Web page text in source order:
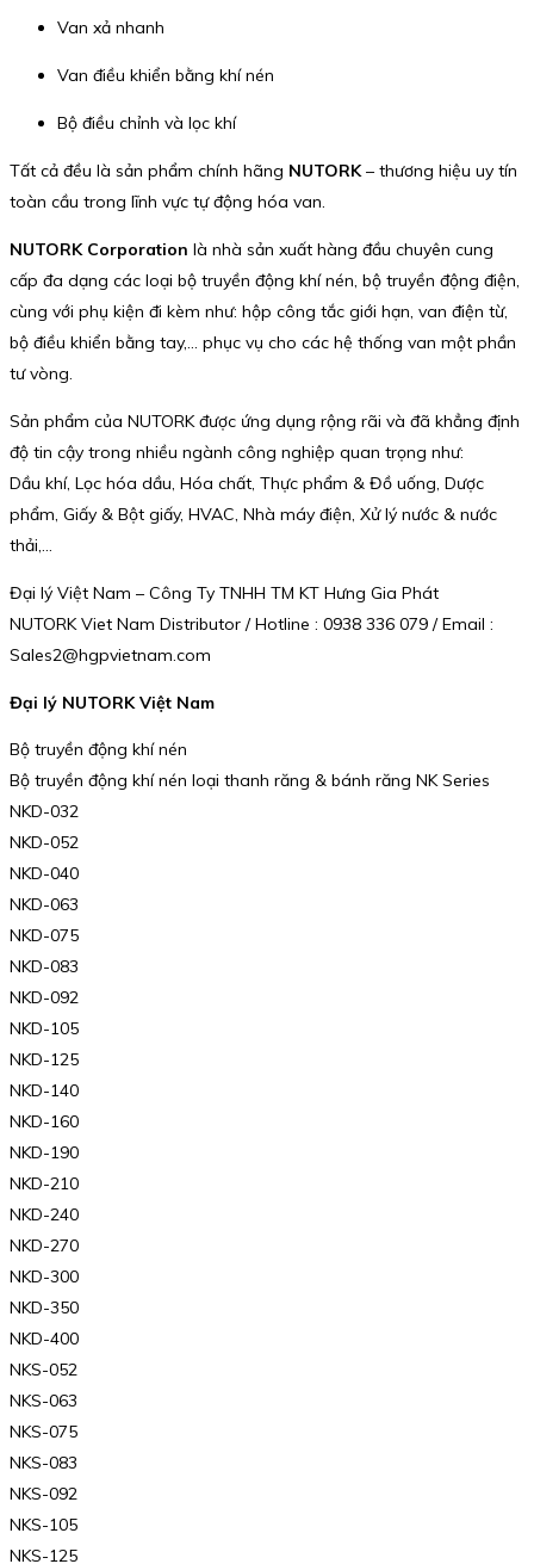
Van xả nhanh
Van điều khiển bằng khí nén
Bộ điều chỉnh và lọc khí
Tất cả đều là sản phẩm chính hãng NUTORK– thương hiệu uy tín
toàn cầu trong lĩnh vực tự động hóa van.
NUTORK Corporation là nhà sản xuất hàng đầu chuyên cung
cấp đa dạng các loại bộ truyền động khí nén, bộ truyền động điện,
cùng với phụ kiện đi kèm như: hộp công tắc giới hạn, van điện từ,
bộ điều khiển bằng tay,… phục vụ cho các hệ thống van một phần
tư vòng.
Sản phẩm của NUTORK được ứng dụng rộng rãi và đã khẳng định
độ tin cậy trong nhiều ngành công nghiệp quan trọng như:
Dầu khí, Lọc hóa dầu, Hóa chất, Thực phẩm & Đồ uống, Dược
phẩm, Giấy & Bột giấy, HVAC, Nhà máy điện, Xử lý nước & nước
thải,…
Đại lý Việt Nam – Công Ty TNHH TM KT Hưng Gia Phát
NUTORK Viet Nam Distributor / Hotline : 0938 336 079 / Email :
Sales2@hgpvietnam.com
Đại lý NUTORK Việt Nam
Bộ truyền động khí nén
Bộ truyền động khí nén loại thanh răng & bánh răng NK Series
NKD-032
NKD-052
NKD-040
NKD-063
NKD-075
NKD-083
NKD-092
NKD-105
NKD-125
NKD-140
NKD-160
NKD-190
NKD-210
NKD-240
NKD-270
NKD-300
NKD-350
NKD-400
NKS-052
NKS-063
NKS-075
NKS-083
NKS-092
NKS-105
NKS-125